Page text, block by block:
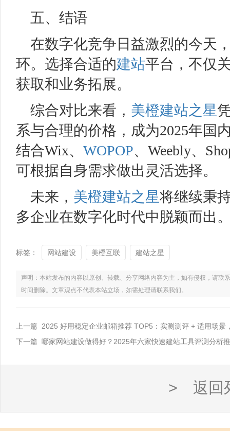
五、结语
在数字化竞争日益激烈的今天
环。选择合适的建站平台，不仅
获取和业务拓展。
综合对比来看， 美橙建站之星
系与合理的价格，成为2025年国
结合Wix、 WOPOP、Weebly、
可根据自身需求做出灵活选择。
未来， 美橙建站之星将继续秉
多企业在数字化时代中脱颖而出
标签： 网站建设 美橙互联 建站之星
声明：本站发布的内容以原创、转载、分享网络内容为主，如有侵权，请
时间删除。文章观点不代表本站立场，如需处理请联系我们。
上一篇 2025 好用稳定企业邮箱推荐 TOP5：实测测评 + 适用场景
下一篇 哪家网站建设做得好？2025年六家快速建站工具评测分析
> 返回